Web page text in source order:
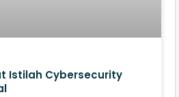
Istilah Cybersecurity